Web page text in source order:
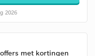
2026
met kortingen